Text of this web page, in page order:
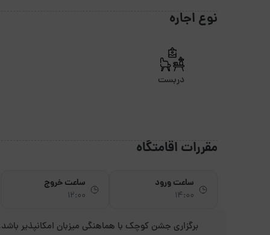
نوع اجاره
دربست
مقررات اقامتگاه
ساعت ورود
14:00
ساعت خروج
12:00
برگزاری جشن کوچک با هماهنگی میزبان امکانپذیر